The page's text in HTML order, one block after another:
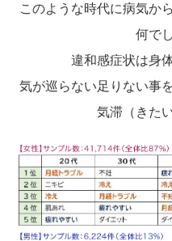
このような時代に病気か
何で
違和感症状は身
気が巡らない足りない事
気滞（きた